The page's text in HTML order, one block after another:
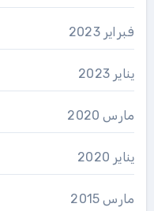
فبراير 2023
يناير 2023
مارس 2020
يناير 2020
مارس 2015